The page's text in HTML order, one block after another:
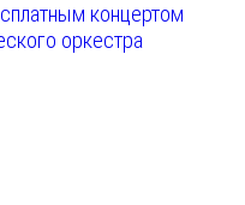
концертом
оркестра